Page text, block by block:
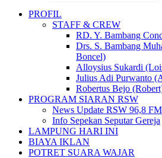
PROFIL
STAFF & CREW
RD. Y. Bambang
Drs. S. Bambang
Boncel)
Alloysius Sukardi
Julius Adi Purwanto
Robertus Bejo
PROGRAM SIARAN RSW
News Update RSW 96,8 FM
Info Sepekan Seputar Gereja
LAMPUNG HARI INI
BIAYA IKLAN
POTRET SUARA WAJAR